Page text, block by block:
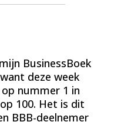
BusinessBoek
deze week
nummer 1 in
100. Het is dit
BBB-deelnemer